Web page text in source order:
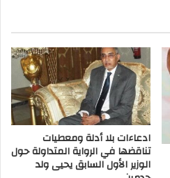
ادعاءات بلا أدلة ومعطيات
تناقضها في الرواية المتداولة حول
الوزير الأول السابق يحيى ولد